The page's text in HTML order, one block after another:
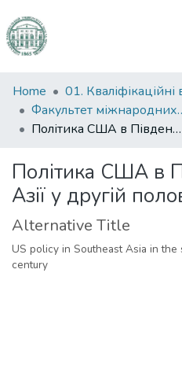
Communities
&
Collections
Statistics
Home
Факультет
Політика США в Південно-Східній Азії у другій половині ХХ ст
Політика США в
Азії у другій
Alternative Title
US policy in Southeast Asia in
century